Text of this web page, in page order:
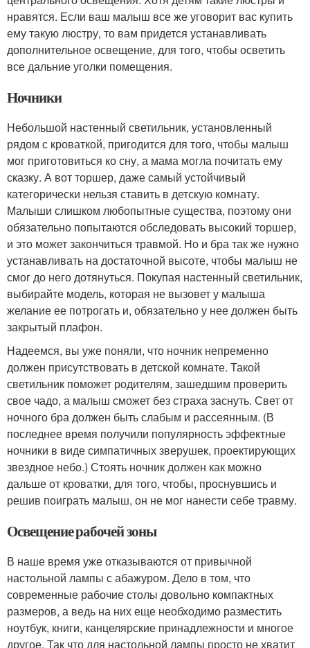
нравятся. Если ваш малыш все же уговорит вас купить
ему такую люстру, то вам придется устанавливать
дополнительное освещение, для того, чтобы осветить
все дальние уголки помещения.
Ночники
Небольшой настенный светильник, установленный
рядом с кроваткой, пригодится для того, чтобы малыш
мог приготовиться ко сну, а мама могла почитать ему
сказку. А вот торшер, даже самый устойчивый
категорически нельзя ставить в детскую комнату.
Малыши слишком любопытные существа, поэтому они
обязательно попытаются обследовать высокий торшер,
и это может закончиться травмой. Но и бра так же нужно
устанавливать на достаточной высоте, чтобы малыш не
смог до него дотянуться. Покупая настенный светильник,
выбирайте модель, которая не вызовет у малыша
желание ее потрогать и, обязательно у нее должен быть
закрытый плафон.
Надеемся, вы уже поняли, что ночник непременно
должен присутствовать в детской комнате. Такой
светильник поможет родителям, зашедшим проверить
свое чадо, а малыш сможет без страха заснуть. Свет от
ночного бра должен быть слабым и рассеянным. (В
последнее время получили популярность эффектные
ночники в виде симпатичных зверушек, проектирующих
звездное небо.) Стоять ночник должен как можно
дальше от кроватки, для того, чтобы, проснувшись и
решив поиграть малыш, он не мог нанести себе травму.
Освещение рабочей зоны
В наше время уже отказываются от привычной
настольной лампы с абажуром. Дело в том, что
современные рабочие столы довольно компактных
размеров, а ведь на них еще необходимо разместить
ноутбук, книги, канцелярские принадлежности и многое
другое. Так что для настольной лампы просто не хватит